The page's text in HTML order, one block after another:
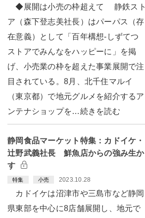
◆展開は小売の枠超えて 静鉄スト
ア（森下登志美社長）はパーパス（存
在意義）として「百年構想-しずてつ
ストアでみんなをハッピーに」を掲
げ、小売業の枠を超えた事業展開で注
目されている。8月、北千住マルイ
（東京都）で地元グルメを紹介するア
ンテナショップを…続きを読む
静岡食品マーケット特集：カドイケ・
辻野武義社長 鮮魚店からの強み生か
す
特集 小売 2023.10.28
カドイケは沼津市や三島市など静岡
県東部を中心に8店舗展開し、地元で